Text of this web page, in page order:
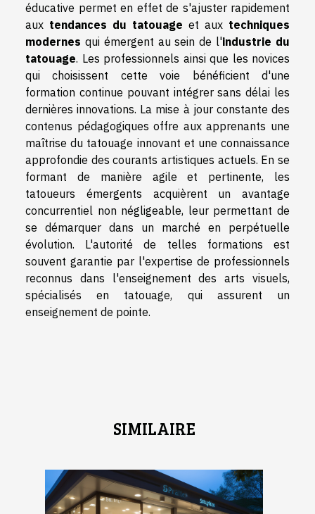
éducative permet en effet de s'ajuster rapidement
aux tendances du tatouage et aux techniques
modernes qui émergent au sein de l'industrie du
tatouage. Les professionnels ainsi que les novices
qui choisissent cette voie bénéficient d'une
formation continue pouvant intégrer sans délai les
dernières innovations. La mise à jour constante des
contenus pédagogiques offre aux apprenants une
maîtrise du tatouage innovant et une connaissance
approfondie des courants artistiques actuels. En se
formant de manière agile et pertinente, les
tatoueurs émergents acquièrent un avantage
concurrentiel non négligeable, leur permettant de
se démarquer dans un marché en perpétuelle
évolution. L'autorité de telles formations est
souvent garantie par l'expertise de professionnels
reconnus dans l'enseignement des arts visuels,
spécialisés en tatouage, qui assurent un
enseignement de pointe.
SIMILAIRE